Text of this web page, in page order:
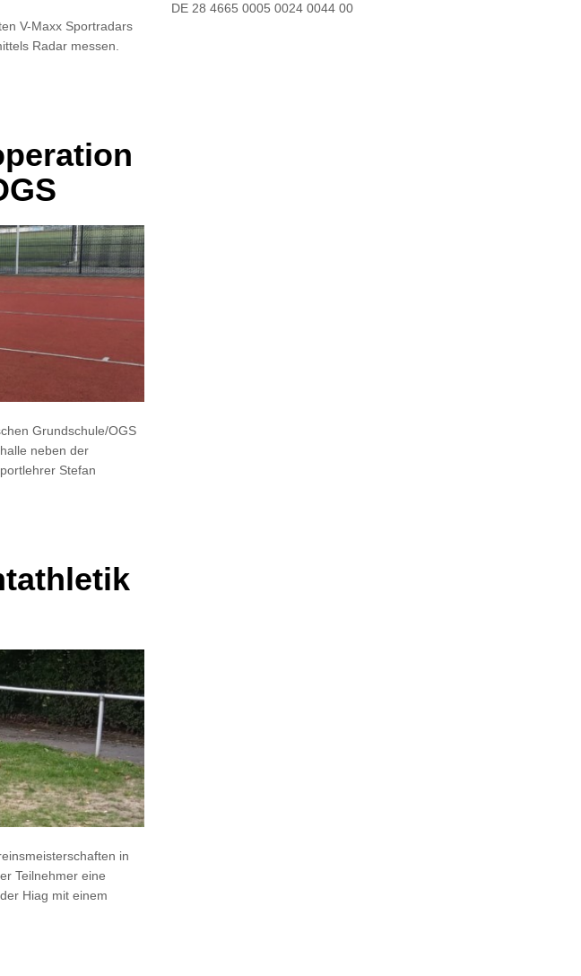
V-Maxx Sportradars
Radar messen.
Grundschule/OGS
neben der
Stefan
in
Teilnehmer eine
Hiag mit einem
DE 28 4665 0005 0024 0044 00